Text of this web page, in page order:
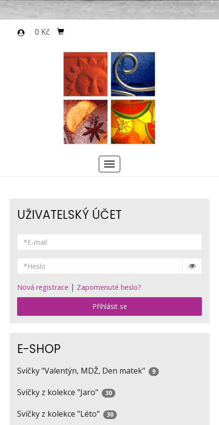
0 Kč
Menu
UŽIVATELSKÝ ÚČET
Nová registrace | Zapomenuté heslo?
Přihlásit se
E-SHOP
Svíčky "Valentýn, MDŽ, Den matek" 9
Svíčky z kolekce "Jaro" 30
Svíčky z kolekce "Léto" 30